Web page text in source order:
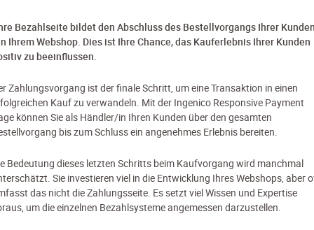
Bezahlseite bildet den Abschluss des Bestellvorgangs Ihrer
Ihrem Webshop. Dies ist Ihre Chance, das Kauferlebnis Ihrer Kunden
zu beeinflussen.
Zahlungsvorgang ist der finale Schritt, um eine Transaktion in einen
Kauf zu verwandeln. Mit der Ingenico Responsive Payment
können Sie als Händler/in Ihren Kunden über den gesamten
bis zum Schluss ein angenehmes Erlebnis bereiten.
Bedeutung dieses letzten Schritts beim Kaufvorgang wird manchmal
Sie investieren viel in die Entwicklung Ihres Webshops, aber
das nicht die Zahlungsseite. Es setzt viel Wissen und Expertise
um die einzelnen Bezahlsysteme angemessen darzustellen.